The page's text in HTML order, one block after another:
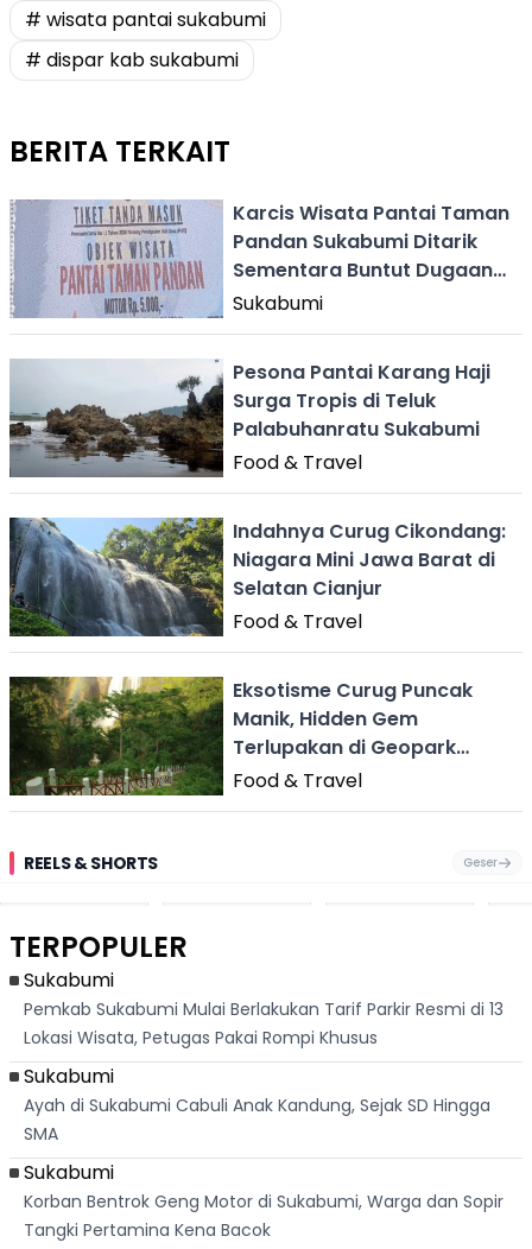
# wisata pantai sukabumi
# dispar kab sukabumi
BERITA TERKAIT
Karcis Wisata Pantai Taman
Pandan Sukabumi Ditarik
Sementara Buntut Dugaan
Pungli
Sukabumi
Pesona Pantai Karang Haji
Surga Tropis di Teluk
Palabuhanratu Sukabumi
Food & Travel
Indahnya Curug Cikondang:
Niagara Mini Jawa Barat di
Selatan Cianjur
Food & Travel
Eksotisme Curug Puncak
Manik, Hidden Gem
Terlupakan di Geopark
Ciletuh Sukabumi
Food & Travel
REELS & SHORTS Geser
Festival Ekstrem
San Fermín,
Banteng
"Bang Messi"
TERPOPULER
Sukabumi
Pemkab Sukabumi Mulai Berlakukan Tarif Parkir Resmi di 13
Lokasi Wisata, Petugas Pakai Rompi Khusus
Sukabumi
Ayah di Sukabumi Cabuli Anak Kandung, Sejak SD Hingga
SMA
Sukabumi
Korban Bentrok Geng Motor di Sukabumi, Warga dan Sopir
Tangki Pertamina Kena Bacok